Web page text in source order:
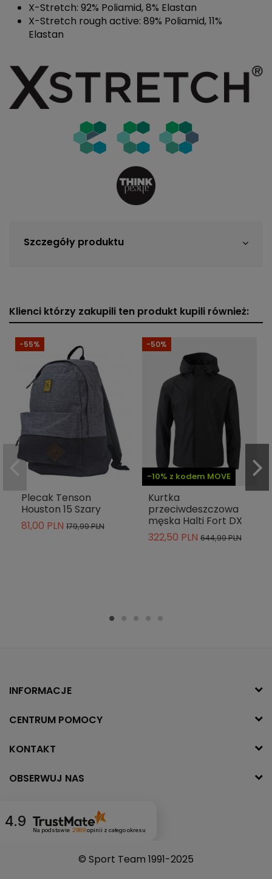
X-Stretch: 92% Poliamid, 8% Elastan
X-Stretch rough active: 89% Poliamid, 11%
Elastan
Szczegóły produktu
Klienci którzy zakupili ten produkt kupili również:
-55%
Plecak Tenson
Houston 15 Szary
81,00 PLN 179,99 PLN
-10% z kodem MOVE
-50%
Kurtka
przeciwdeszczowa
męska Halti Fort DX
322,50 PLN 644,99 PLN
INFORMACJE
CENTRUM POMOCY
KONTAKT
OBSERWUJ NAS
4.9 Na podstawie 2989opinii z całego okresu
© Sport Team 1991-2025